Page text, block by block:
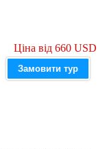
Ціна від 660 USD
Замовити тур